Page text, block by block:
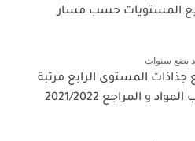
المستويات حسب مسار
بضع سنوات
جذاذات المستوى الرابع مرتبة
و المراجع 2021/2022